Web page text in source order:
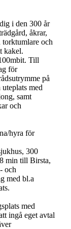
i den 300 år
åkrar,
och
kakel.
Till
för
på
med
samt
och
hyra för
300
min till Birsta,
och
med bl.a
med
ingå eget avtal